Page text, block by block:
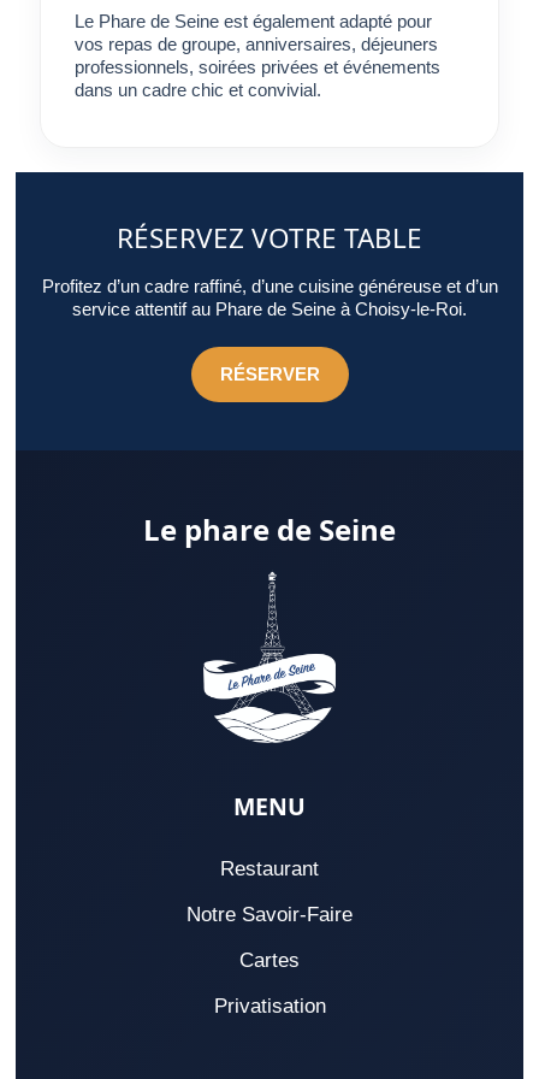
Le Phare de Seine est également adapté pour
vos repas de groupe, anniversaires, déjeuners
professionnels, soirées privées et événements
dans un cadre chic et convivial.
RÉSERVEZ VOTRE TABLE
Profitez d’un cadre raffiné, d’une cuisine généreuse et d’un
service attentif au Phare de Seine à Choisy-le-Roi.
RÉSERVER
Le phare de Seine
MENU
Restaurant
Notre Savoir-Faire
Cartes
Privatisation